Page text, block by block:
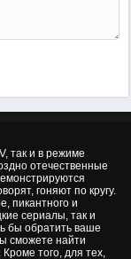
так и в режиме
отечественные
гоняют по кругу.
пикантного и
сериалы, так и
бы обратить ваше
сможете найти
того, для тех,